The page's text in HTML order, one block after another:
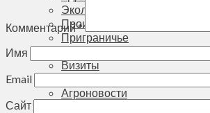
Экология
Происшествия
Приграничье
Деньги
Визиты
Агроновости
Комментарий*
Имя
Email
Сайт